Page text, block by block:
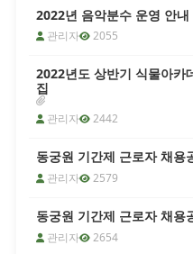
포함), 주의보(예비포
기타 동궁원에서 음악분
하지 않다고 판단될 시
로 인한 환불은 불가함
있으며, 이에 주의 바랍
[여름시즌 7~8월] 라
안녕하세요? 라원입니
입장료 요금 안내드리
랍니다. - 적용기간 :
라원 현장(오프라인)
2022년 음악분수 운영 안내
관리자
2055
2022년도 상반기 식물아카
집
관리자 2442
동궁원 기간제 근로자 채용
관리자
2579
동궁원 기간제 근로자 채용
관리자
2654